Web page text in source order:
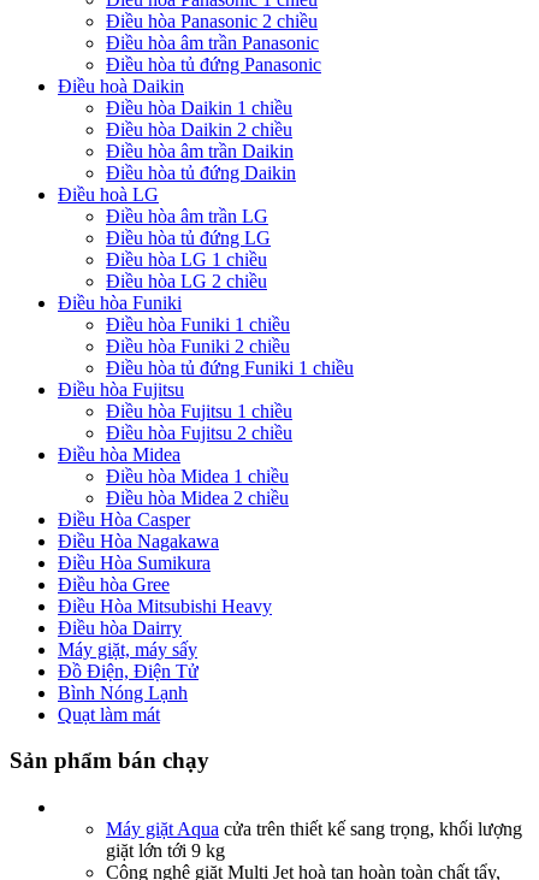
Điều hòa Panasonic 2 chiều
Điều hòa âm trần Panasonic
Điều hòa tủ đứng Panasonic
Điều hoà Daikin
Điều hòa Daikin 1 chiều
Điều hòa Daikin 2 chiều
Điều hòa âm trần Daikin
Điều hòa tủ đứng Daikin
Điều hoà LG
Điều hòa âm trần LG
Điều hòa tủ đứng LG
Điều hòa LG 1 chiều
Điều hòa LG 2 chiều
Điều hòa Funiki
Điều hòa Funiki 1 chiều
Điều hòa Funiki 2 chiều
Điều hòa tủ đứng Funiki 1 chiều
Điều hòa Fujitsu
Điều hòa Fujitsu 1 chiều
Điều hòa Fujitsu 2 chiều
Điều hòa Midea
Điều hòa Midea 1 chiều
Điều hòa Midea 2 chiều
Điều Hòa Casper
Điều Hòa Nagakawa
Điều Hòa Sumikura
Điều hòa Gree
Điều Hòa Mitsubishi Heavy
Điều hòa Dairry
Máy giặt, máy sấy
Đồ Điện, Điện Tử
Bình Nóng Lạnh
Quạt làm mát
Sản phẩm bán chạy
Máy giặt Aqua cửa trên thiết kế sang trọng, khối lượng
giặt lớn tới 9 kg
Công nghệ giặt Multi Jet hoà tan hoàn toàn chất tẩy,